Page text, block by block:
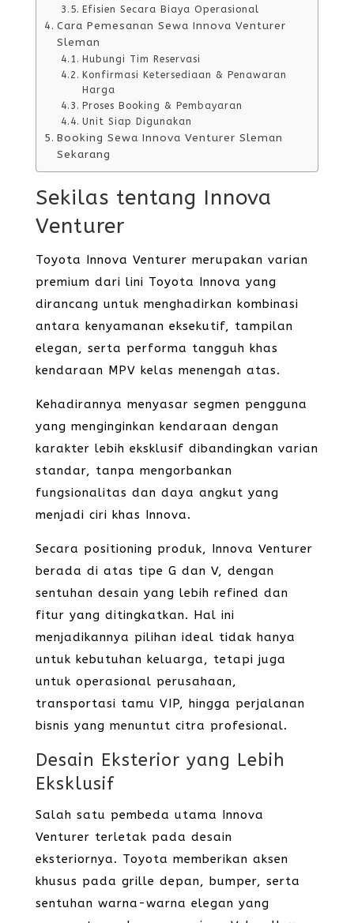
Efisien Secara Biaya Operasional
Cara Pemesanan Sewa Innova Venturer
Sleman
Hubungi Tim Reservasi
Konfirmasi Ketersediaan & Penawaran
Harga
Proses Booking & Pembayaran
Unit Siap Digunakan
Booking Sewa Innova Venturer Sleman
Sekarang
Sekilas tentang Innova
Venturer
Toyota Innova Venturer merupakan varian
premium dari lini Toyota Innova yang
dirancang untuk menghadirkan kombinasi
antara kenyamanan eksekutif, tampilan
elegan, serta performa tangguh khas
kendaraan MPV kelas menengah atas.
Kehadirannya menyasar segmen pengguna
yang menginginkan kendaraan dengan
karakter lebih eksklusif dibandingkan varian
standar, tanpa mengorbankan
fungsionalitas dan daya angkut yang
menjadi ciri khas Innova.
Secara positioning produk, Innova Venturer
berada di atas tipe G dan V, dengan
sentuhan desain yang lebih refined dan
fitur yang ditingkatkan. Hal ini
menjadikannya pilihan ideal tidak hanya
untuk kebutuhan keluarga, tetapi juga
untuk operasional perusahaan,
transportasi tamu VIP, hingga perjalanan
bisnis yang menuntut citra profesional.
Desain Eksterior yang Lebih
Eksklusif
Salah satu pembeda utama Innova
Venturer terletak pada desain
eksteriornya. Toyota memberikan aksen
khusus pada grille depan, bumper, serta
sentuhan warna-warna elegan yang